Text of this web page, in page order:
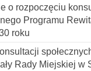
o rozpoczęciu
Programu
roku
Rady Miejskiej w